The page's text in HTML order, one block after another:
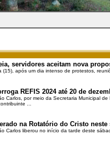
servidores aceitam nova
(15), após um dia intenso de protestos,
REFIS 2024 até 20 de
Carlos, por meio da Secretaria Municipal
...
na Rotatório do Cristo neste
Carlos liberou no início da tarde deste